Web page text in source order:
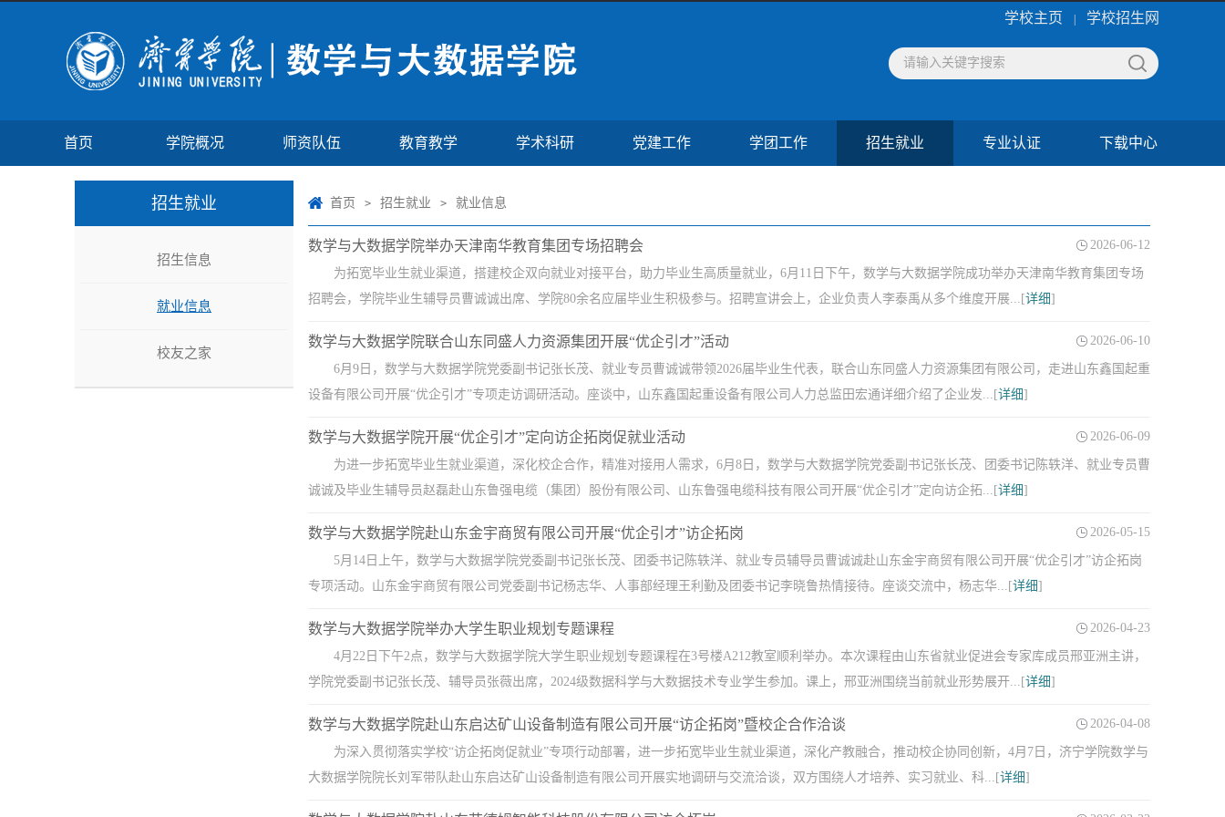
学校主页 学校招生网
首页 学院概况 师资队伍 教育教学 学术科研 党建工作 学团工作 招生就业 专业认证 下载中心
招生就业
招生信息
就业信息
校友之家
首页 > 招生就业 > 就业信息
数学与大数据学院举办天津南华教育集团专场招聘会 2026-06-12
为拓宽毕业生就业渠道，搭建校企双向就业对接平台，助力毕业生高质量就业，6月11日下午，数学与大数据学院成功举办天津南华教育集团专场
招聘会，学院毕业生辅导员曹诚诚出席、学院80余名应届毕业生积极参与。招聘宣讲会上，企业负责人李泰禹从多个维度开展...[详细]
数学与大数据学院联合山东同盛人力资源集团开展“优企引才”活动 2026-06-10
6月9日，数学与大数据学院党委副书记张长茂、就业专员曹诚诚带领2026届毕业生代表，联合山东同盛人力资源集团有限公司，走进山东鑫国起重
设备有限公司开展“优企引才”专项走访调研活动。座谈中，山东鑫国起重设备有限公司人力总监田宏通详细介绍了企业发...[详细]
数学与大数据学院开展“优企引才”定向访企拓岗促就业活动 2026-06-09
为进一步拓宽毕业生就业渠道，深化校企合作，精准对接用人需求，6月8日，数学与大数据学院党委副书记张长茂、团委书记陈轶洋、就业专员曹
诚诚及毕业生辅导员赵磊赴山东鲁强电缆（集团）股份有限公司、山东鲁强电缆科技有限公司开展“优企引才”定向访企拓...[详细]
数学与大数据学院赴山东金宇商贸有限公司开展“优企引才”访企拓岗 2026-05-15
5月14日上午，数学与大数据学院党委副书记张长茂、团委书记陈轶洋、就业专员辅导员曹诚诚赴山东金宇商贸有限公司开展“优企引才”访企拓岗
专项活动。山东金宇商贸有限公司党委副书记杨志华、人事部经理王利勤及团委书记李晓鲁热情接待。座谈交流中，杨志华...[详细]
数学与大数据学院举办大学生职业规划专题课程 2026-04-23
4月22日下午2点，数学与大数据学院大学生职业规划专题课程在3号楼A212教室顺利举办。本次课程由山东省就业促进会专家库成员邢亚洲主讲，
学院党委副书记张长茂、辅导员张薇出席，2024级数据科学与大数据技术专业学生参加。课上，邢亚洲围绕当前就业形势展开...[详细]
数学与大数据学院赴山东启达矿山设备制造有限公司开展“访企拓岗”暨校企合作洽谈 2026-04-08
为深入贯彻落实学校“访企拓岗促就业”专项行动部署，进一步拓宽毕业生就业渠道，深化产教融合，推动校企协同创新，4月7日，济宁学院数学与
大数据学院院长刘军带队赴山东启达矿山设备制造有限公司开展实地调研与交流洽谈，双方围绕人才培养、实习就业、科...[详细]